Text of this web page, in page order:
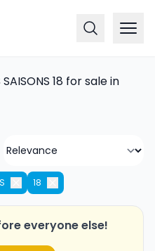
SAISONS 18 for sale in
18
everyone else!